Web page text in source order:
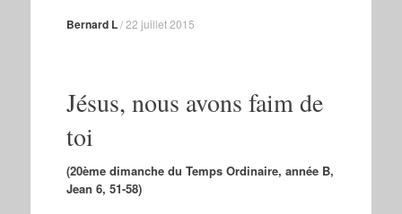
Bernard L/22 juillet 2015
Jésus, nous avons faim de
toi
(20ème dimanche du Temps Ordinaire, année B,
Jean 6, 51-58)